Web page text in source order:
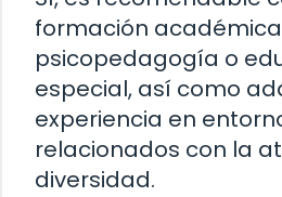
formación
psicopedagogía o
especial, así como
experiencia en
relacionados con la
diversidad.